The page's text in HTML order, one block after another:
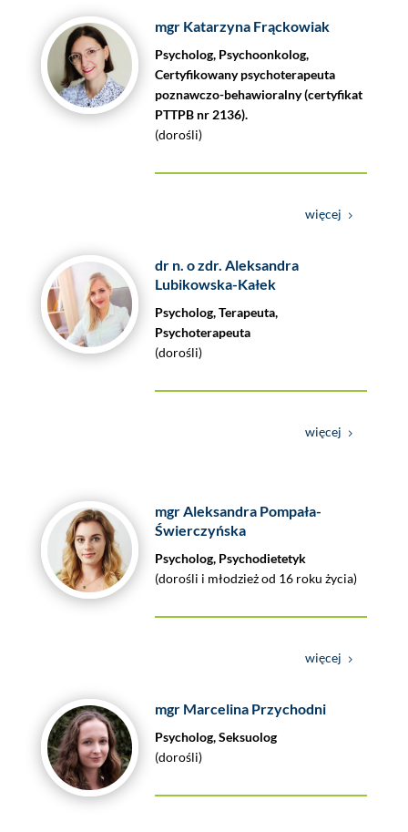
mgr Katarzyna Frąckowiak
Psycholog, Psychoonkolog,
Certyfikowany psychoterapeuta
poznawczo-behawioralny (certyfikat
PTTPB nr 2136).
(dorośli)
więcej
dr n. o zdr. Aleksandra
Lubikowska-Kałek
Psycholog, Terapeuta,
Psychoterapeuta
(dorośli)
więcej
mgr Aleksandra Pompała-
Świerczyńska
Psycholog, Psychodietetyk
(dorośli i młodzież od 16 roku życia)
więcej
mgr Marcelina Przychodni
Psycholog, Seksuolog
(dorośli)